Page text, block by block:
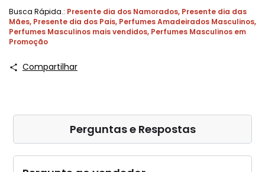
Busca Rápida.: Presente dia dos Namorados, Presente dia das
Mães, Presente dia dos Pais, Perfumes Amadeirados Masculinos,
Perfumes Masculinos mais vendidos, Perfumes Masculinos em
Promoção
Compartilhar
Perguntas e Respostas